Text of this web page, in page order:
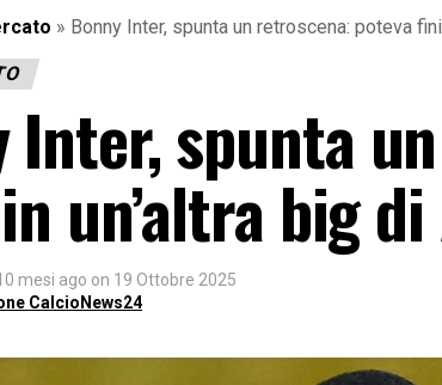
» Bonny Inter, spunta un retroscena: poteva
Inter, spunta
un’altra big di
mesi ago on 19 Ottobre 2025
CalcioNews24